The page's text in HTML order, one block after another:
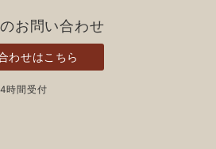
お問い合わせ
わせはこちら
時間受付